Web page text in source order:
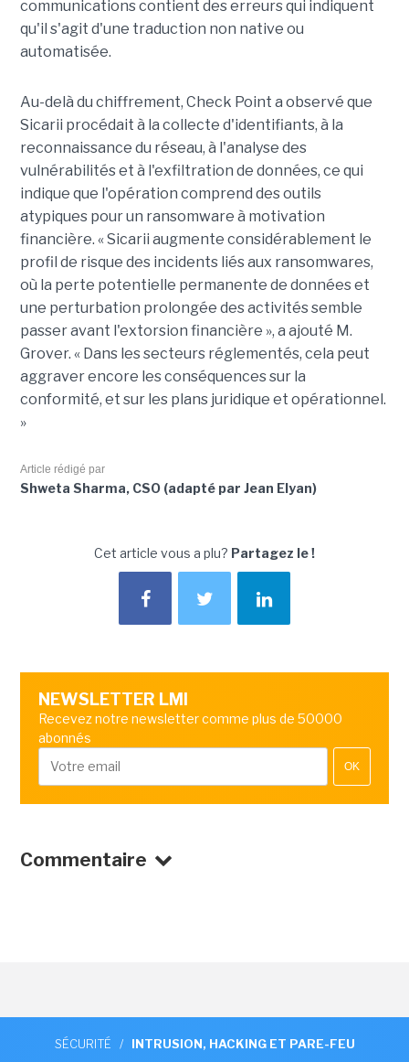
communications contient des erreurs qui indiquent
qu'il s'agit d'une traduction non native ou
automatisée.
Au-delà du chiffrement, Check Point a observé que
Sicarii procédait à la collecte d'identifiants, à la
reconnaissance du réseau, à l'analyse des
vulnérabilités et à l'exfiltration de données, ce qui
indique que l'opération comprend des outils
atypiques pour un ransomware à motivation
financière. « Sicarii augmente considérablement le
profil de risque des incidents liés aux ransomwares,
où la perte potentielle permanente de données et
une perturbation prolongée des activités semble
passer avant l'extorsion financière », a ajouté M.
Grover. « Dans les secteurs réglementés, cela peut
aggraver encore les conséquences sur la
conformité, et sur les plans juridique et opérationnel.
»
Article rédigé par
Shweta Sharma, CSO (adapté par Jean Elyan)
Cet article vous a plu? Partagez le !
NEWSLETTER LMI
Recevez notre newsletter comme plus de 50000
abonnés
OK
Commentaire
SÉCURITÉ / INTRUSION, HACKING ET PARE-FEU